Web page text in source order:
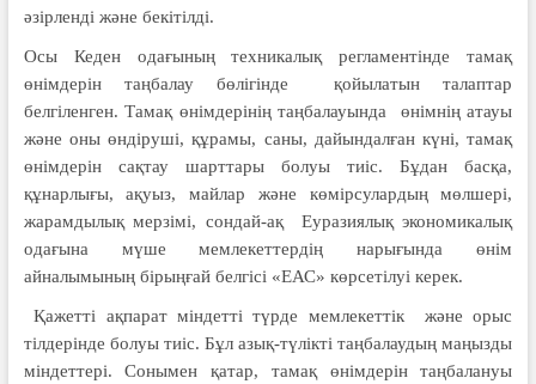
әзірленді және бекітілді.
Осы Кеден одағының техникалық регламентінде тамақ
өнімдерін таңбалау бөлігінде қойылатын талаптар
белгіленген. Тамақ өнімдерінің таңбалауында өнімнің атауы
және оны өндіруші, құрамы, саны, дайындалған күні, тамақ
өнімдерін сақтау шарттары болуы тиіс. Бұдан басқа,
құнарлығы, ақуыз, майлар және көмірсулардың мөлшері,
жарамдылық мерзімі, сондай-ақ Еуразиялық экономикалық
одағына мүше мемлекеттердің нарығында өнім
айналымының бірыңғай белгісі «ЕАС» көрсетілуі керек.
Қажетті ақпарат міндетті түрде мемлекеттік және орыс
тілдерінде болуы тиіс. Бұл азық-түлікті таңбалаудың маңызды
міндеттері. Сонымен қатар, тамақ өнімдерін таңбалануы